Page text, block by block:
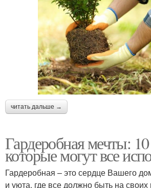
читать дальше →
Гардеробная мечты:
которые могут все
Гардеробная – это сердце Вашего
и уюта, где все должно быть на